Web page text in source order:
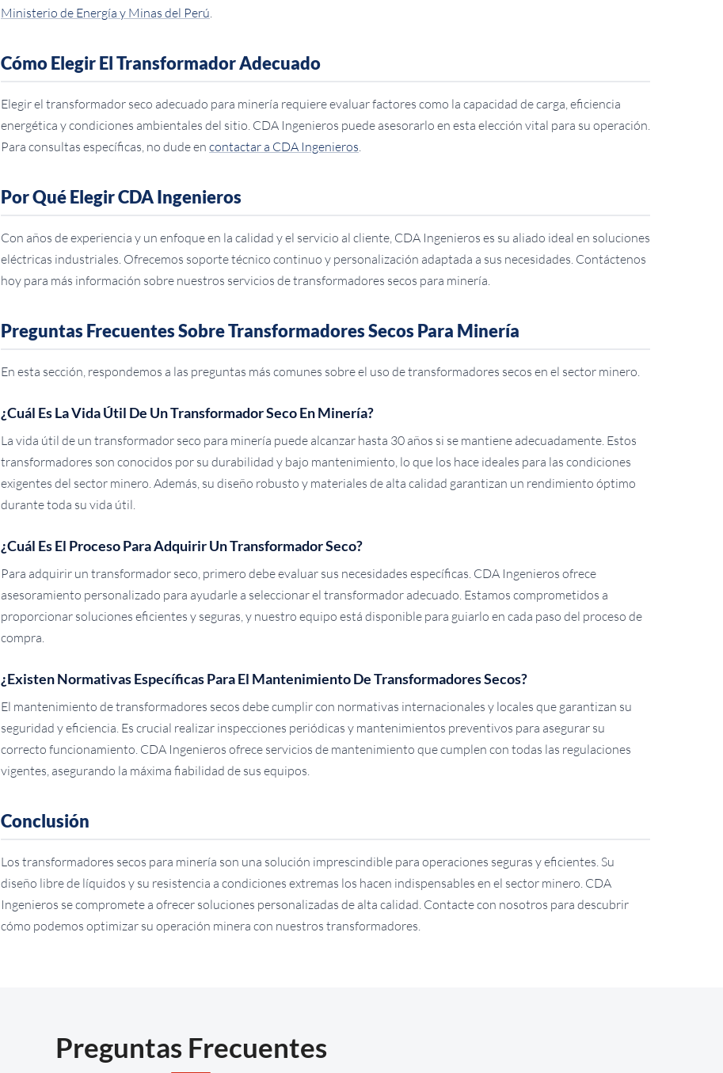
Ministerio de Energía y Minas del Perú
Cómo Elegir El Transformador Adecuado
Elegir el transformador seco adecuado para minería requiere evaluar factores como la capacidad de carga, eficiencia
energética y condiciones ambientales del sitio. CDA Ingenieros puede asesorarlo en esta elección vital para su operación.
Para consultas específicas, no dude en contactar a CDA Ingenieros
Por Qué Elegir CDA Ingenieros
Con años de experiencia y un enfoque en la calidad y el servicio al cliente, CDA Ingenieros es su aliado ideal en soluciones
eléctricas industriales. Ofrecemos soporte técnico continuo y personalización adaptada a sus necesidades. Contáctenos
hoy para más información sobre nuestros servicios de transformadores secos para minería.
Preguntas Frecuentes Sobre Transformadores Secos Para Minería
En esta sección, respondemos a las preguntas más comunes sobre el uso de transformadores secos en el sector minero.
¿Cuál Es La Vida Útil De Un Transformador Seco En Minería?
La vida útil de un transformador seco para minería puede alcanzar hasta 30 años si se mantiene adecuadamente. Estos
transformadores son conocidos por su durabilidad y bajo mantenimiento, lo que los hace ideales para las condiciones
exigentes del sector minero. Además, su diseño robusto y materiales de alta calidad garantizan un rendimiento óptimo
durante toda su vida útil.
¿Cuál Es El Proceso Para Adquirir Un Transformador Seco?
Para adquirir un transformador seco, primero debe evaluar sus necesidades específicas. CDA Ingenieros ofrece
asesoramiento personalizado para ayudarle a seleccionar el transformador adecuado. Estamos comprometidos a
proporcionar soluciones eficientes y seguras, y nuestro equipo está disponible para guiarlo en cada paso del proceso de
compra.
¿Existen Normativas Específicas Para El Mantenimiento De Transformadores Secos?
El mantenimiento de transformadores secos debe cumplir con normativas internacionales y locales que garantizan su
seguridad y eficiencia. Es crucial realizar inspecciones periódicas y mantenimientos preventivos para asegurar su
correcto funcionamiento. CDA Ingenieros ofrece servicios de mantenimiento que cumplen con todas las regulaciones
vigentes, asegurando la máxima fiabilidad de sus equipos.
Conclusión
Los transformadores secos para minería son una solución imprescindible para operaciones seguras y eficientes. Su
diseño libre de líquidos y su resistencia a condiciones extremas los hacen indispensables en el sector minero. CDA
Ingenieros se compromete a ofrecer soluciones personalizadas de alta calidad. Contacte con nosotros para descubrir
cómo podemos optimizar su operación minera con nuestros transformadores.
Preguntas Frecuentes